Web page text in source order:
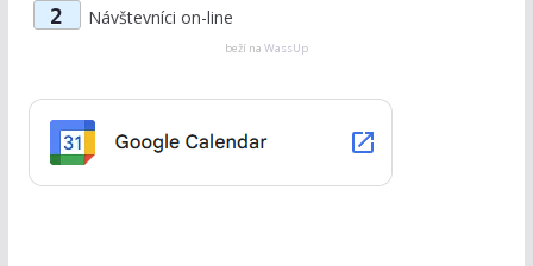
r
2 Návštevníci on-line
beží na WassUp